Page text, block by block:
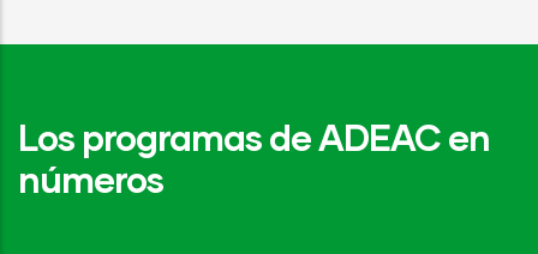
Los programas de ADEAC en
números